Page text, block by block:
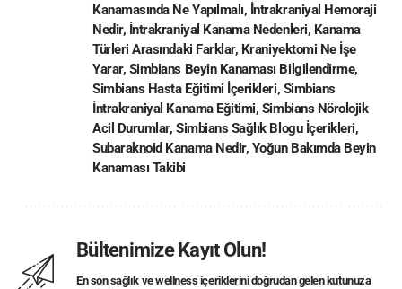
Kanamasında Ne Yapılmalı, İntrakraniyal Hemoraji
Nedir, İntrakraniyal Kanama Nedenleri, Kanama
Türleri Arasındaki Farklar, Kraniyektomi Ne İşe
Yarar, Simbians Beyin Kanaması Bilgilendirme,
Simbians Hasta Eğitimi İçerikleri, Simbians
İntrakraniyal Kanama Eğitimi, Simbians Nörolojik
Acil Durumlar, Simbians Sağlık Blogu İçerikleri,
Subaraknoid Kanama Nedir, Yoğun Bakımda Beyin
Kanaması Takibi
Bültenimize Kayıt Olun!
En son sağlık ve wellness içeriklerini doğrudan gelen kutunuza